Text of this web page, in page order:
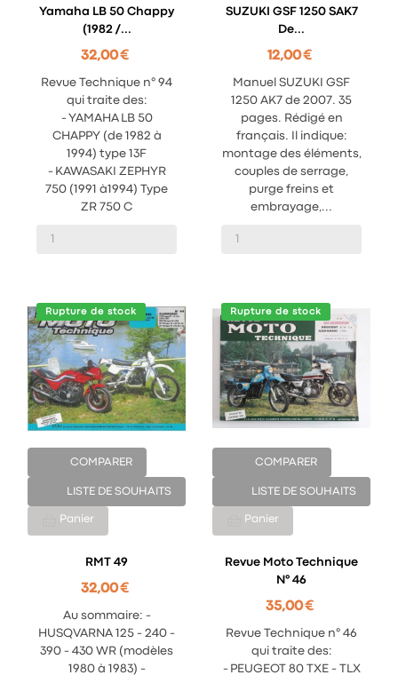
Yamaha LB 50 Chappy
(1982 /...
32,00 €
Revue Technique n° 94
qui traite des:
- YAMAHA LB 50
CHAPPY (de 1982 à
1994) type 13F
- KAWASAKI ZEPHYR
750 (1991 à1994) Type
ZR 750 C
SUZUKI GSF 1250 SAK7
De...
12,00 €
Manuel SUZUKI GSF
1250 AK7 de 2007. 35
pages. Rédigé en
français. Il indique:
montage des éléments,
couples de serrage,
purge freins et
embrayage,...
Rupture de stock
COMPARER
LISTE DE SOUHAITS
Panier
RMT 49
32,00 €
Au sommaire: -
HUSQVARNA 125 - 240 -
390 - 430 WR (modèles
1980 à 1983) -
Rupture de stock
COMPARER
LISTE DE SOUHAITS
Panier
Revue Moto Technique
N° 46
35,00 €
Revue Technique n° 46
qui traite des:
- PEUGEOT 80 TXE - TLX